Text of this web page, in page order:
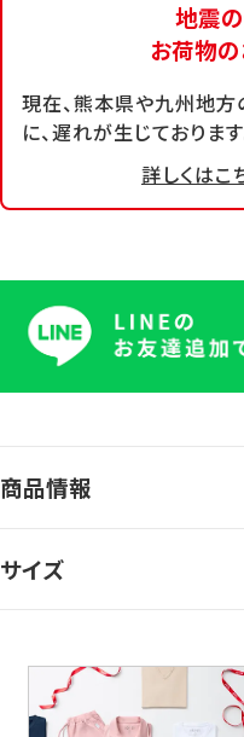
地震
お荷物
現在、熊本県や九州地
に、遅れが生じております
詳しくはこ
商品情報
サイズ